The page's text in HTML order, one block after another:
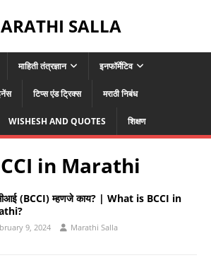
SALLA
माहिती तंत्रज्ञान इनफॉर्मेटिव
टिप्स एंड ट्रिक्स मराठी निबंध
WISHESH AND QUOTES शिक्षण
in Marathi
(BCCI) म्हणजे काय? | What is BCCI in
9, 2024 Marathi Salla